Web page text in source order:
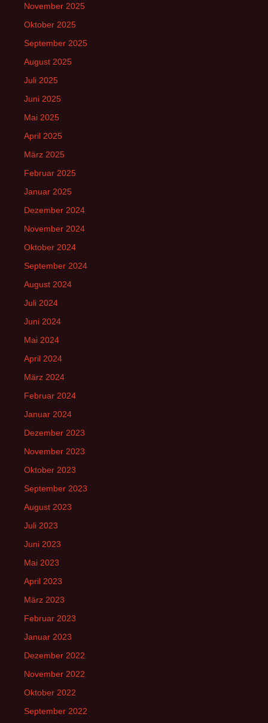
November 2025
Oktober 2025
September 2025
August 2025
Juli 2025
Juni 2025
Mai 2025
April 2025
März 2025
Februar 2025
Januar 2025
Dezember 2024
November 2024
Oktober 2024
September 2024
August 2024
Juli 2024
Juni 2024
Mai 2024
April 2024
März 2024
Februar 2024
Januar 2024
Dezember 2023
November 2023
Oktober 2023
September 2023
August 2023
Juli 2023
Juni 2023
Mai 2023
April 2023
März 2023
Februar 2023
Januar 2023
Dezember 2022
November 2022
Oktober 2022
September 2022